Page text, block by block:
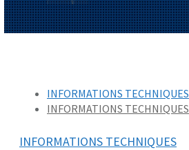
INFORMATIONS TECHNIQUES
INFORMATIONS TECHNIQUES
INFORMATIONS TECHNIQUES